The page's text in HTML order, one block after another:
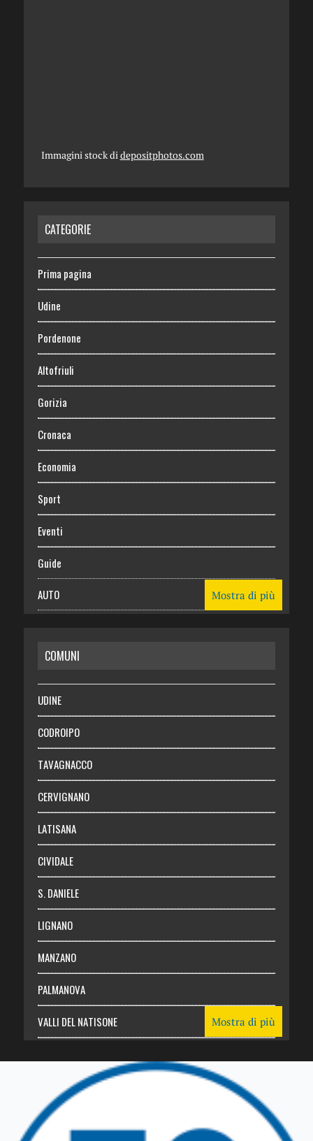
Immagini stock didepositphotos.com
CATEGORIE
Prima pagina
Udine
Pordenone
Altofriuli
Gorizia
Cronaca
Economia
Sport
Eventi
Guide
AUTO
RISPARMIO
SALUTE
Necrologie
Chi siamo
Abbonati
Login
Mostra di più
COMUNI
UDINE
CODROIPO
TAVAGNACCO
CERVIGNANO
LATISANA
CIVIDALE
S. DANIELE
LIGNANO
MANZANO
PALMANOVA
VALLI DEL NATISONE
TRICESIMO
TARCENTO
Mostra di più